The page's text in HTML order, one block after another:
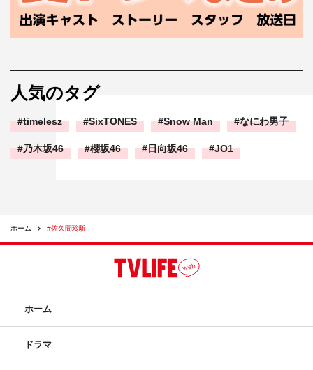
人気のタグ
timelesz SixTONES Snow Man なにわ男子
乃木坂46 櫻坂46 日向坂46 JO1
ホーム #佐久間玲駈
ホーム
ドラマ